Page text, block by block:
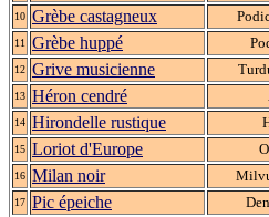
10 Grèbe castagneux
11 Grèbe huppé
12 Grive musicienne
13 Héron cendré
14 Hirondelle rustique
15 Loriot d'Europe
16 Milan noir
17 Pic épeiche